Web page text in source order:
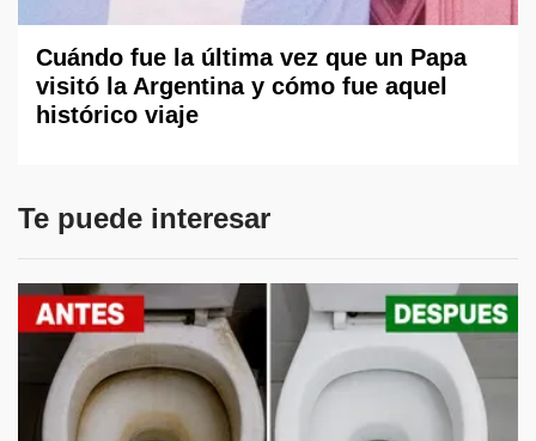
Cuándo fue la última vez que un Papa
visitó la Argentina y cómo fue aquel
histórico viaje
Te puede interesar